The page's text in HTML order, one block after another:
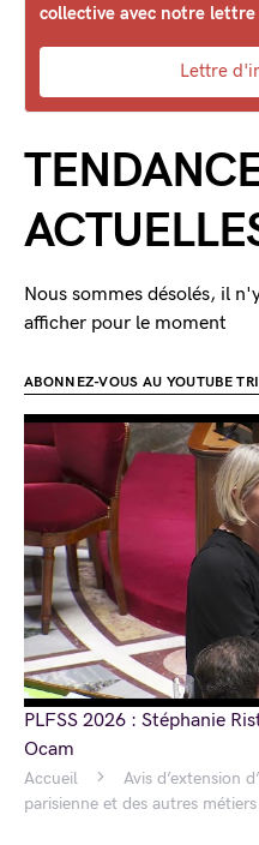
Accueil
Avis d’extension
parisienne et des autres
collective avec notre
Lettre
Nous sommes désolés, il
afficher pour le moment
ABONNEZ-VOUS AU YOUTUBE
PLFSS 2026 : Stéphanie
Ocam